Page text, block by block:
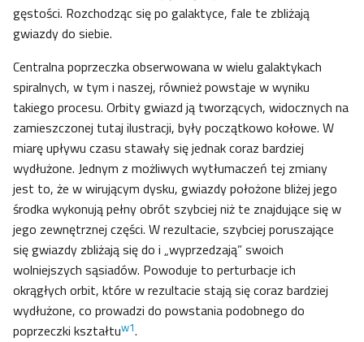
gęstości. Rozchodząc się po galaktyce, fale te zbliżają
gwiazdy do siebie.
Centralna poprzeczka obserwowana w wielu galaktykach
spiralnych, w tym i naszej, również powstaje w wyniku
takiego procesu. Orbity gwiazd ją tworzących, widocznych na
zamieszczonej tutaj ilustracji, były początkowo kołowe. W
miarę upływu czasu stawały się jednak coraz bardziej
wydłużone. Jednym z możliwych wytłumaczeń tej zmiany
jest to, że w wirującym dysku, gwiazdy położone bliżej jego
środka wykonują pełny obrót szybciej niż te znajdujące się w
jego zewnętrznej części. W rezultacie, szybciej poruszające
się gwiazdy zbliżają się do i „wyprzedzają” swoich
wolniejszych sąsiadów. Powoduje to perturbacje ich
okrągłych orbit, które w rezultacie stają się coraz bardziej
wydłużone, co prowadzi do powstania podobnego do
poprzeczki kształtuw1.